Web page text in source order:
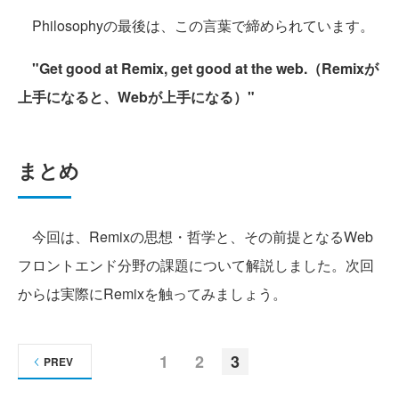
Philosophyの最後は、この言葉で締められています。
"Get good at Remix, get good at the web.（Remixが
上手になると、Webが上手になる）"
まとめ
今回は、Remixの思想・哲学と、その前提となるWeb
フロントエンド分野の課題について解説しました。次回
からは実際にRemixを触ってみましょう。
1 2 3
PREV